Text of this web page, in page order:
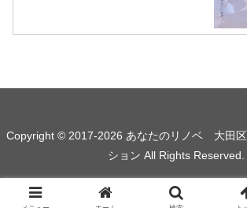
Copyright © 2017-2026 あなたのリノベ 大田区
ション All Rights Reserved.